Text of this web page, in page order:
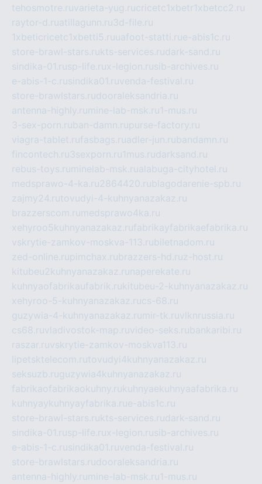
tehosmotre.ruvarieta-yug.rucricetc1xbetr1xbetcc2.ru
raytor-d.ruatillagunn.ru3d-file.ru
1xbeticricetc1xbetti5.ruuafoot-statti.rue-abis1c.ru
store-brawl-stars.rukts-services.rudark-sand.ru
sindika-01.rusp-life.rux-legion.rusib-archives.ru
e-abis-1-c.rusindika01.ruvenda-festival.ru
store-brawlstars.rudooraleksandria.ru
antenna-highly.ru mine-lab-msk.ru1-mus.ru
3-sex-porn.ruban-damn.rupurse-factory.ru
viagra-tablet.rufasbags.ruadler-jun.rubandamn.ru
fincontech.ru3sexporn.ru1mus.rudarksand.ru
rebus-toys.ru minelab-msk.rualabuga-cityhotel.ru
medsprawo-4-ka.ru2864420.rublagodarenie-spb.ru
zajmy24.rutovudyi-4-kuhnyanazakaz.ru
brazzerscom.ru medsprawo4ka.ru
xehyroo5kuhnyanazakaz.rufabrikayfabrikaefabrika.ru
vskrytie-zamkov-moskva-113.rubiletnadom.ru
zed-online.rupimchax.rubrazzers-hd.ruz-host.ru
kitubeu2kuhnyanazakaz.ru naperekate.ru
kuhnyaofabrikaufabrik.rukitubeu-2-kuhnyanazakaz.ru
xehyroo-5-kuhnyanazakaz.rucs-68.ru
guzywia-4-kuhnyanazakaz.ru mir-tk.ruvlknrussia.ru
cs68.ruvladivostok-map.ruvideo-seks.rubankaribi.ru
raszar.ruvskrytie-zamkov-moskva113.ru
lipetsktelecom.rutovudyi4kuhnyanazakaz.ru
seksuzb.ruguzywia4kuhnyanazakaz.ru
fabrikaofabrikaokuhny.rukuhnyaekuhnyaafabrika.ru
kuhnyaykuhnyayfabrika.rue-abis1c.ru
store-brawl-stars.rukts-services.rudark-sand.ru
sindika-01.rusp-life.rux-legion.rusib-archives.ru
e-abis-1-c.rusindika01.ruvenda-festival.ru
store-brawlstars.rudooraleksandria.ru
antenna-highly.ru mine-lab-msk.ru1-mus.ru